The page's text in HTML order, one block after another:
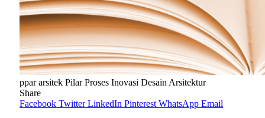
ppar arsitek Pilar Proses Inovasi Desain Arsitektur
Share
Facebook Twitter LinkedIn Pinterest WhatsApp Email